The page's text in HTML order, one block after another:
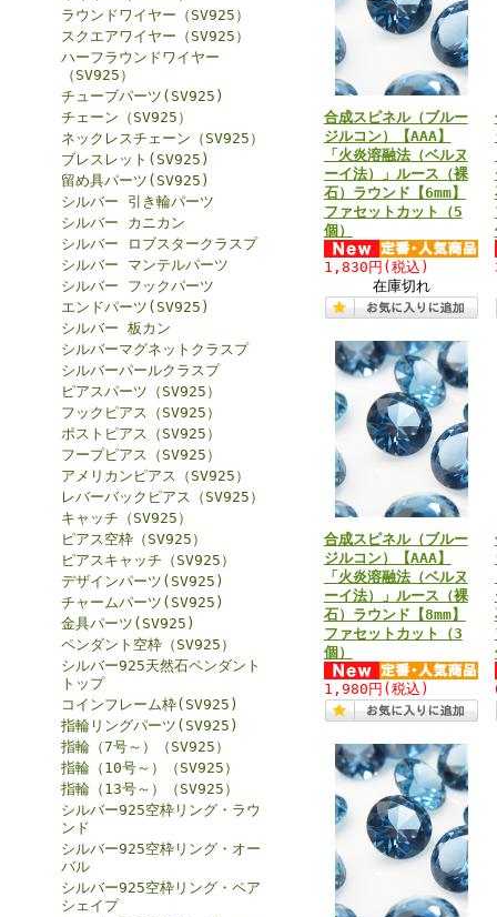
ラウンドワイヤー（SV925）
スクエアワイヤー（SV925）
ハーフラウンドワイヤー
（SV925）
チューブパーツ(SV925)
チェーン（SV925）
ネックレスチェーン（SV925）
ブレスレット(SV925)
留め具パーツ(SV925)
シルバー 引き輪パーツ
シルバー カニカン
シルバー ロブスタークラスプ
シルバー マンテルパーツ
シルバー フックパーツ
エンドパーツ(SV925)
シルバー 板カン
シルバーマグネットクラスプ
シルバーパールクラスプ
ピアスパーツ（SV925）
フックピアス（SV925）
ポストピアス（SV925）
フープピアス（SV925）
アメリカンピアス（SV925）
レバーバックピアス（SV925）
キャッチ（SV925）
ピアス空枠（SV925）
ピアスキャッチ（SV925）
デザインパーツ(SV925)
チャームパーツ(SV925)
金具パーツ(SV925)
ペンダント空枠（SV925）
シルバー925天然石ペンダント
トップ
コインフレーム枠(SV925)
指輪リングパーツ(SV925)
指輪（7号～）（SV925）
指輪（10号～）（SV925）
指輪（13号～）（SV925）
シルバー925空枠リング・ラウ
ンド
シルバー925空枠リング・オー
バル
シルバー925空枠リング・ペア
シェイプ
合成スピネル（ブルー
ジルコン）【AAA】
「火炎溶融法（ベルヌ
ーイ法）」ルース（裸
石）ラウンド【6mm】
ファセットカット（5
個）
1,830円 (税込)
在庫切れ
合成スピネル（ブルー
ジルコン）【AAA】
「火炎溶融法（ベルヌ
ーイ法）」ルース（裸
石）ラウンド【8mm】
ファセットカット（3
個）
1,980円 (税込)